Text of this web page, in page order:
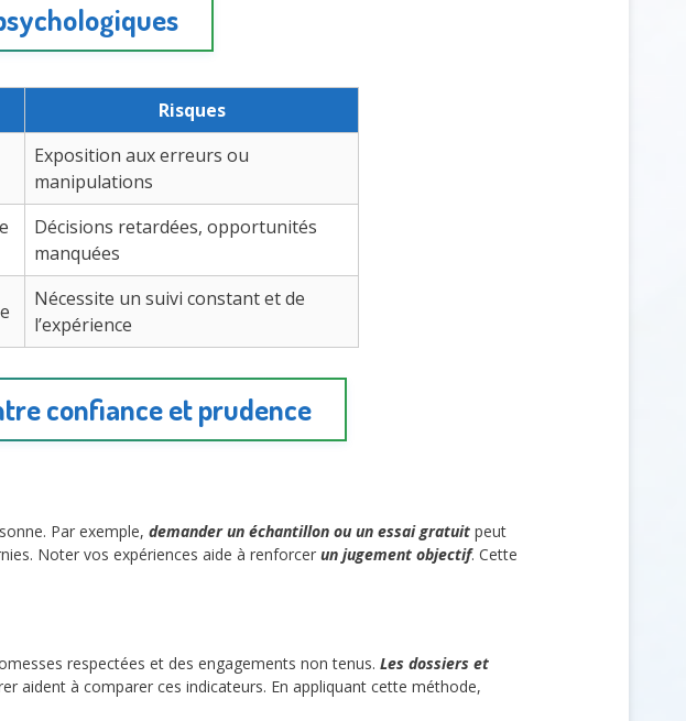
Risques
Exposition aux erreurs ou
manipulations
Décisions retardées, opportunités
manquées
Nécessite un suivi constant et de
l’expérience
confiance et prudence
Par exemple, demander un échantillon ou un essai gratuit peut
Noter vos expériences aide à renforcer un jugement objectif. Cette
respectées et des engagements non tenus. Les dossiers et
aident à comparer ces indicateurs. En appliquant cette méthode,